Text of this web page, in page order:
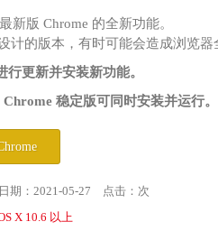
新版 Chrome 的全新功能。
的版本，有时可能会造成浏览器
更新并安装新功能。
稳定版可同时安装并运行。
期：2021-05-27 点击： 次
X 10.6 以上